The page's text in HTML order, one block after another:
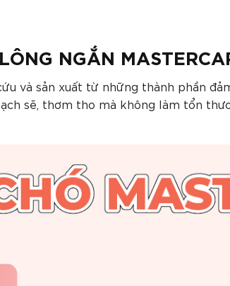
NGẮN
và sản xuất từ những thành phần
sẽ, thơm tho mà không làm tổn